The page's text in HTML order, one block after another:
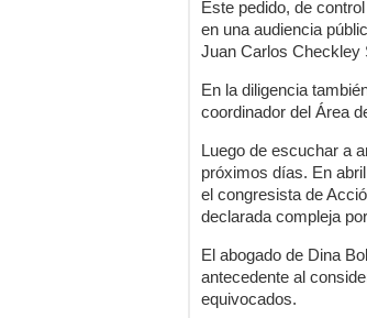
Este pedido, de
en una audiencia
Juan Carlos Checkley
En la diligencia
coordinador del Área
Luego de escuchar a
próximos días. En
el congresista de
declarada compleja
El abogado de Dina
antecedente al
equivocados.